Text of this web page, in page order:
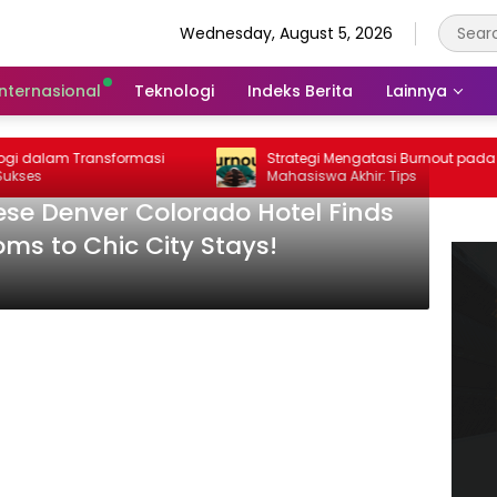
Wednesday, August 5, 2026
Teknologi Indeks Berita Lainnya
Transformasi
Strategi Mengatasi Burnout pada
Mahasiswa Akhir: Tips
Denver Colorado Hotel Finds
to Chic City Stays!